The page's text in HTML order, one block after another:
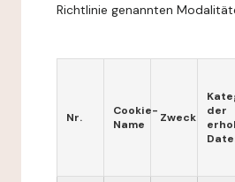
Richtlinie genannten
Nr.
Cookie-
Name
Zweck
der